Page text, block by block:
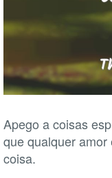
Apego a coisas
que qualquer
coisa.